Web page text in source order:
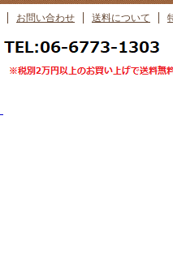
お問い合わせ 送料について